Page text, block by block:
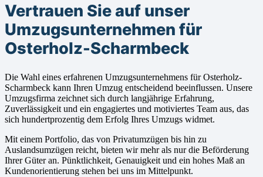
Vertrauen Sie auf unser
Umzugsunternehmen für
Osterholz-Scharmbeck
Die Wahl eines erfahrenen Umzugsunternehmens für Osterholz-
Scharmbeck kann Ihren Umzug entscheidend beeinflussen. Unsere
Umzugsfirma zeichnet sich durch langjährige Erfahrung,
Zuverlässigkeit und ein engagiertes und motiviertes Team aus, das
sich hundertprozentig dem Erfolg Ihres Umzugs widmet.
Mit einem Portfolio, das von Privatumzügen bis hin zu
Auslandsumzügen reicht, bieten wir mehr als nur die Beförderung
Ihrer Güter an. Pünktlichkeit, Genauigkeit und ein hohes Maß an
Kundenorientierung stehen bei uns im Mittelpunkt.